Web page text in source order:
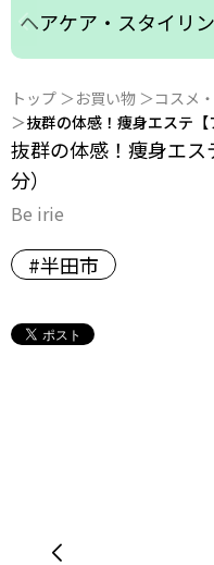
ヘアケア・スタイリ
トップ お買い物 コスメ
抜群の体感！痩身エステ【
抜群の体感！痩身エ
分）
Be irie
#半田市